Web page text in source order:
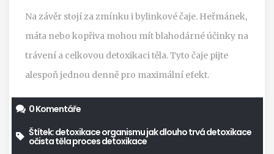
Na závěr stojí za zmínku i bylinkové čaje. Heřmánek,
máta nebo kopřiva mohou mít blahodárné účinky na
trávení a celkovou detoxikaci těla. Tyto čaje pijte
alespoň jednou denně pro maximální efekt.
0 Komentáře
Štítek:detoxikace organismujak dlouho trvá detoxikace
očista tělaproces detoxikace